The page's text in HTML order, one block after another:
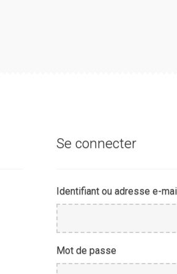
Se connecter
Identifiant ou adresse e-
Mot de passe